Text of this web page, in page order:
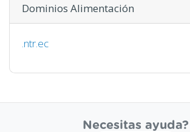
Dominios Alimentación
.ntr.ec
Necesitas ayuda?